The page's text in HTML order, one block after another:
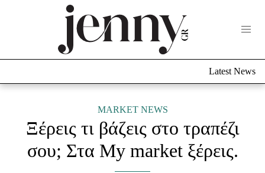
Culture
Fashion
Shopping
Latest News
MARKET NEWS
Ξέρεις τι βάζεις στο τραπέζι
σου; Στα My market ξέρεις.